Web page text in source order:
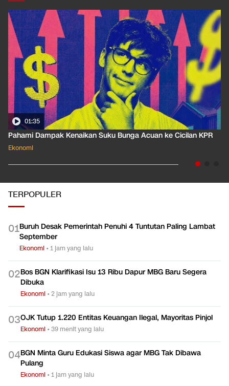
01:35
Pahami Dampak Kenaikan Suku Bunga Acuan ke Cicilan KPR
Ekonomi
TERPOPULER
01Buruh Desak Pemerintah Penuhi 4 Tuntutan Paling Lambat
September
Ekonomi •1 jam yang lalu
02Bos BGN Klarifikasi Isu 13 Ribu Dapur MBG Baru Segera
Dibuka
Ekonomi •2 jam yang lalu
03OJK Tutup 1.220 Entitas Keuangan Ilegal, Mayoritas Pinjol
Ekonomi •39 menit yang lalu
04BGN Minta Guru Edukasi Siswa agar MBG Tak Dibawa
Pulang
Ekonomi •1 jam yang lalu